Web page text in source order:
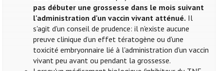
pas débuter une grossesse dans le mois suivant
l'administration d'un vaccin vivant atténué. Il
s'agit d'un conseil de prudence: il n'existe aucune
preuve clinique d’un effet tératogène ou d'une
toxicité embryonnaire lié à l'administration d'un vaccin
vivant peu avant ou pendant la grossesse.